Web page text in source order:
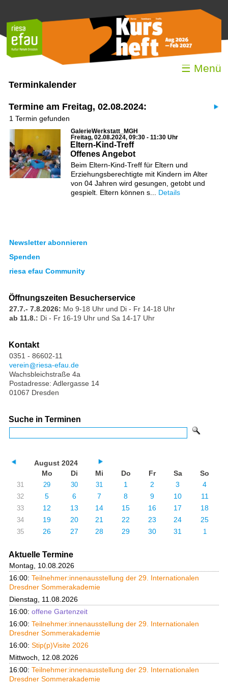
☰ Menü
Terminkalender
Termine am Freitag, 02.08.2024:
1 Termin gefunden
GalerieWerkstatt_MGH
Freitag, 02.08.2024, 09:30 - 11:30 Uhr
Eltern-Kind-Treff
Offenes Angebot
Beim Eltern-Kind-Treff für Eltern und
Erziehungsberechtigte mit Kindern im Alter
von 04 Jahren wird gesungen, getobt und
gespielt. Eltern können s... Details
Newsletter abonnieren
Spenden
riesa efau Community
Öffnungszeiten Besucherservice
27.7.- 7.8.2026: Mo 9-18 Uhr und Di - Fr 14-18 Uhr
ab 11.8.: Di - Fr 16-19 Uhr und Sa 14-17 Uhr
Kontakt
0351 - 86602-11
verein
riesa-efau.de
Wachsbleichstraße 4a
Postadresse: Adlergasse 14
01067 Dresden
Suche in Terminen
August 2024
Mo
Di Mi Do Fr Sa So
31 29 30 31 1 2 3 4
32 5 6 7 8 9 10 11
33 12 13 14 15 16 17 18
34 19 20 21 22 23 24 25
35 26 27 28 29 30 31 1
Aktuelle Termine
Montag, 10.08.2026
16:00: Teilnehmer:innenausstellung der 29. Internationalen
Dresdner Sommerakademie
Dienstag, 11.08.2026
16:00: offene Gartenzeit
16:00: Teilnehmer:innenausstellung der 29. Internationalen
Dresdner Sommerakademie
16:00: Stip(p)Visite 2026
Mittwoch, 12.08.2026
16:00: Teilnehmer:innenausstellung der 29. Internationalen
Dresdner Sommerakademie